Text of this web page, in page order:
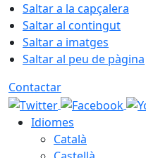
Saltar a la capçalera
Saltar al contingut
Saltar a imatges
Saltar al peu de pàgina
Contactar
Idiomes
Català